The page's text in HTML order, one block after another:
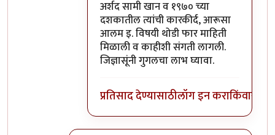
अर्शद सामी खान व १९७० च्या
दशकातील त्यांची कारकीर्द, आरूसा
आलम इ. विषयी थोडी फार माहिती
मिळाली व काहीशी संगती लागली.
जिज्ञासूंनी गुगलचा लाभ घ्यावा.
प्रतिसाद देण्यासाठीलॉग इन कराकिंवा